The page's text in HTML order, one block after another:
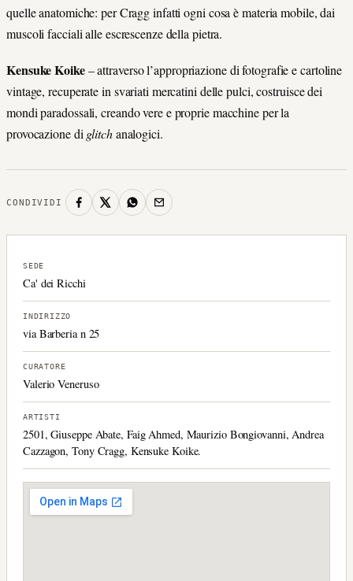
quelle anatomiche: per Cragg infatti ogni cosa è materia mobile, dai
muscoli facciali alle escrescenze della pietra.
Kensuke Koike– attraverso l’appropriazione di fotografie e cartoline
vintage, recuperate in svariati mercatini delle pulci, costruisce dei
mondi paradossali, creando vere e proprie macchine per la
provocazione di glitchanalogici.
CONDIVIDI
SEDE
Ca' dei Ricchi
INDIRIZZO
via Barberia n 25
CURATORE
Valerio Veneruso
ARTISTI
2501, Giuseppe Abate, Faig Ahmed, Maurizio Bongiovanni, Andrea
Cazzagon, Tony Cragg, Kensuke Koike.